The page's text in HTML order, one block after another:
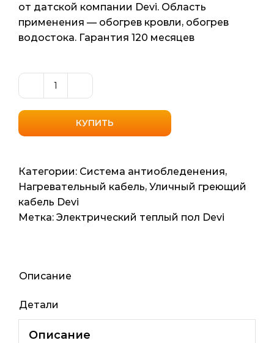
от датской компании Devi. Область
применения — обогрев кровли, обогрев
водостока. Гарантия 120 месяцев
Количество
товара
Система
антиобледенения
20T
(Дания)
2.9м2,
29мп,
КУПИТЬ
Категории: Система антиобледенения,
Нагревательный кабель, Уличный греющий
кабель Devi
Метка: Электрический теплый пол Devi
Описание
Детали
Описание